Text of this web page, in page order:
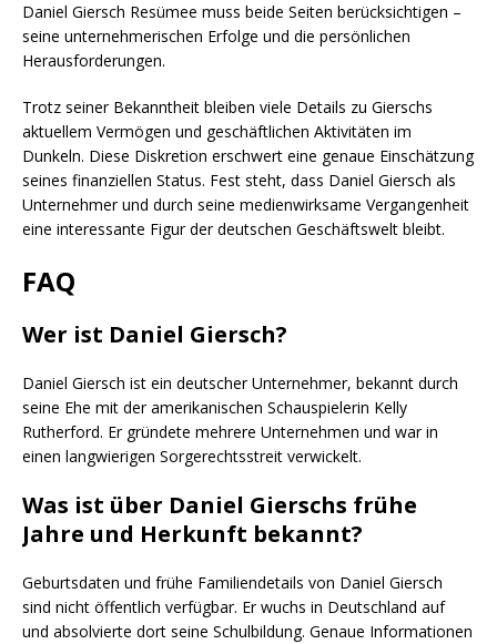
Daniel Giersch Resümee muss beide Seiten berücksichtigen –
seine unternehmerischen Erfolge und die persönlichen
Herausforderungen.
Trotz seiner Bekanntheit bleiben viele Details zu Gierschs
aktuellem Vermögen und geschäftlichen Aktivitäten im
Dunkeln. Diese Diskretion erschwert eine genaue Einschätzung
seines finanziellen Status. Fest steht, dass Daniel Giersch als
Unternehmer und durch seine medienwirksame Vergangenheit
eine interessante Figur der deutschen Geschäftswelt bleibt.
FAQ
Wer ist Daniel Giersch?
Daniel Giersch ist ein deutscher Unternehmer, bekannt durch
seine Ehe mit der amerikanischen Schauspielerin Kelly
Rutherford. Er gründete mehrere Unternehmen und war in
einen langwierigen Sorgerechtsstreit verwickelt.
Was ist über Daniel Gierschs frühe
Jahre und Herkunft bekannt?
Geburtsdaten und frühe Familiendetails von Daniel Giersch
sind nicht öffentlich verfügbar. Er wuchs in Deutschland auf
und absolvierte dort seine Schulbildung. Genaue Informationen